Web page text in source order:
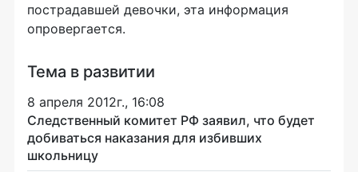
пострадавшей девочки, эта информация
опровергается.
Тема в развитии
8 апреля 2012г., 16:08
Следственный комитет РФ заявил, что будет
добиваться наказания для избивших
школьницу